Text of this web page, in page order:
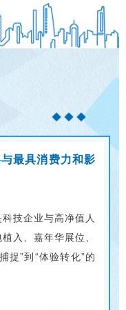
最具消费力和影
技企业与高净值人
入、嘉年华展位、
捉”到“体验转化”的